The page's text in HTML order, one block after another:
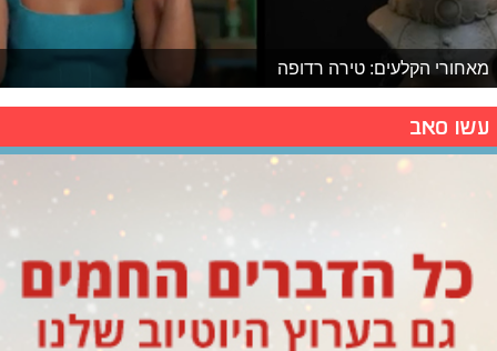
מאחורי הקלעים: טירה רדופה
עשו סאב